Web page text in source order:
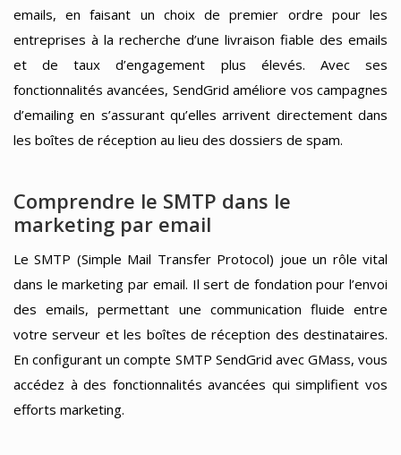
emails, en faisant un choix de premier ordre pour les
entreprises à la recherche d’une livraison fiable des emails
et de taux d’engagement plus élevés. Avec ses
fonctionnalités avancées, SendGrid améliore vos campagnes
d’emailing en s’assurant qu’elles arrivent directement dans
les boîtes de réception au lieu des dossiers de spam.
Comprendre le SMTP dans le
marketing par email
Le SMTP (Simple Mail Transfer Protocol) joue un rôle vital
dans le marketing par email. Il sert de fondation pour l’envoi
des emails, permettant une communication fluide entre
votre serveur et les boîtes de réception des destinataires.
En configurant un compte SMTP SendGrid avec GMass, vous
accédez à des fonctionnalités avancées qui simplifient vos
efforts marketing.